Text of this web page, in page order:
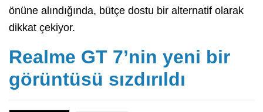
önüne alındığında, bütçe dostu bir alternatif olarak
dikkat çekiyor.
Realme GT 7’nin yeni bir
görüntüsü sızdırıldı